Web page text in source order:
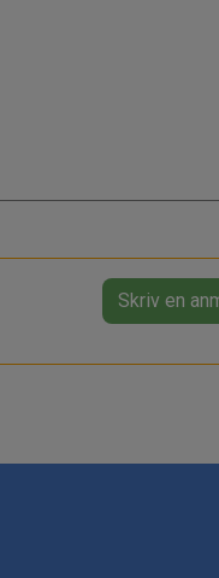
Skriv en